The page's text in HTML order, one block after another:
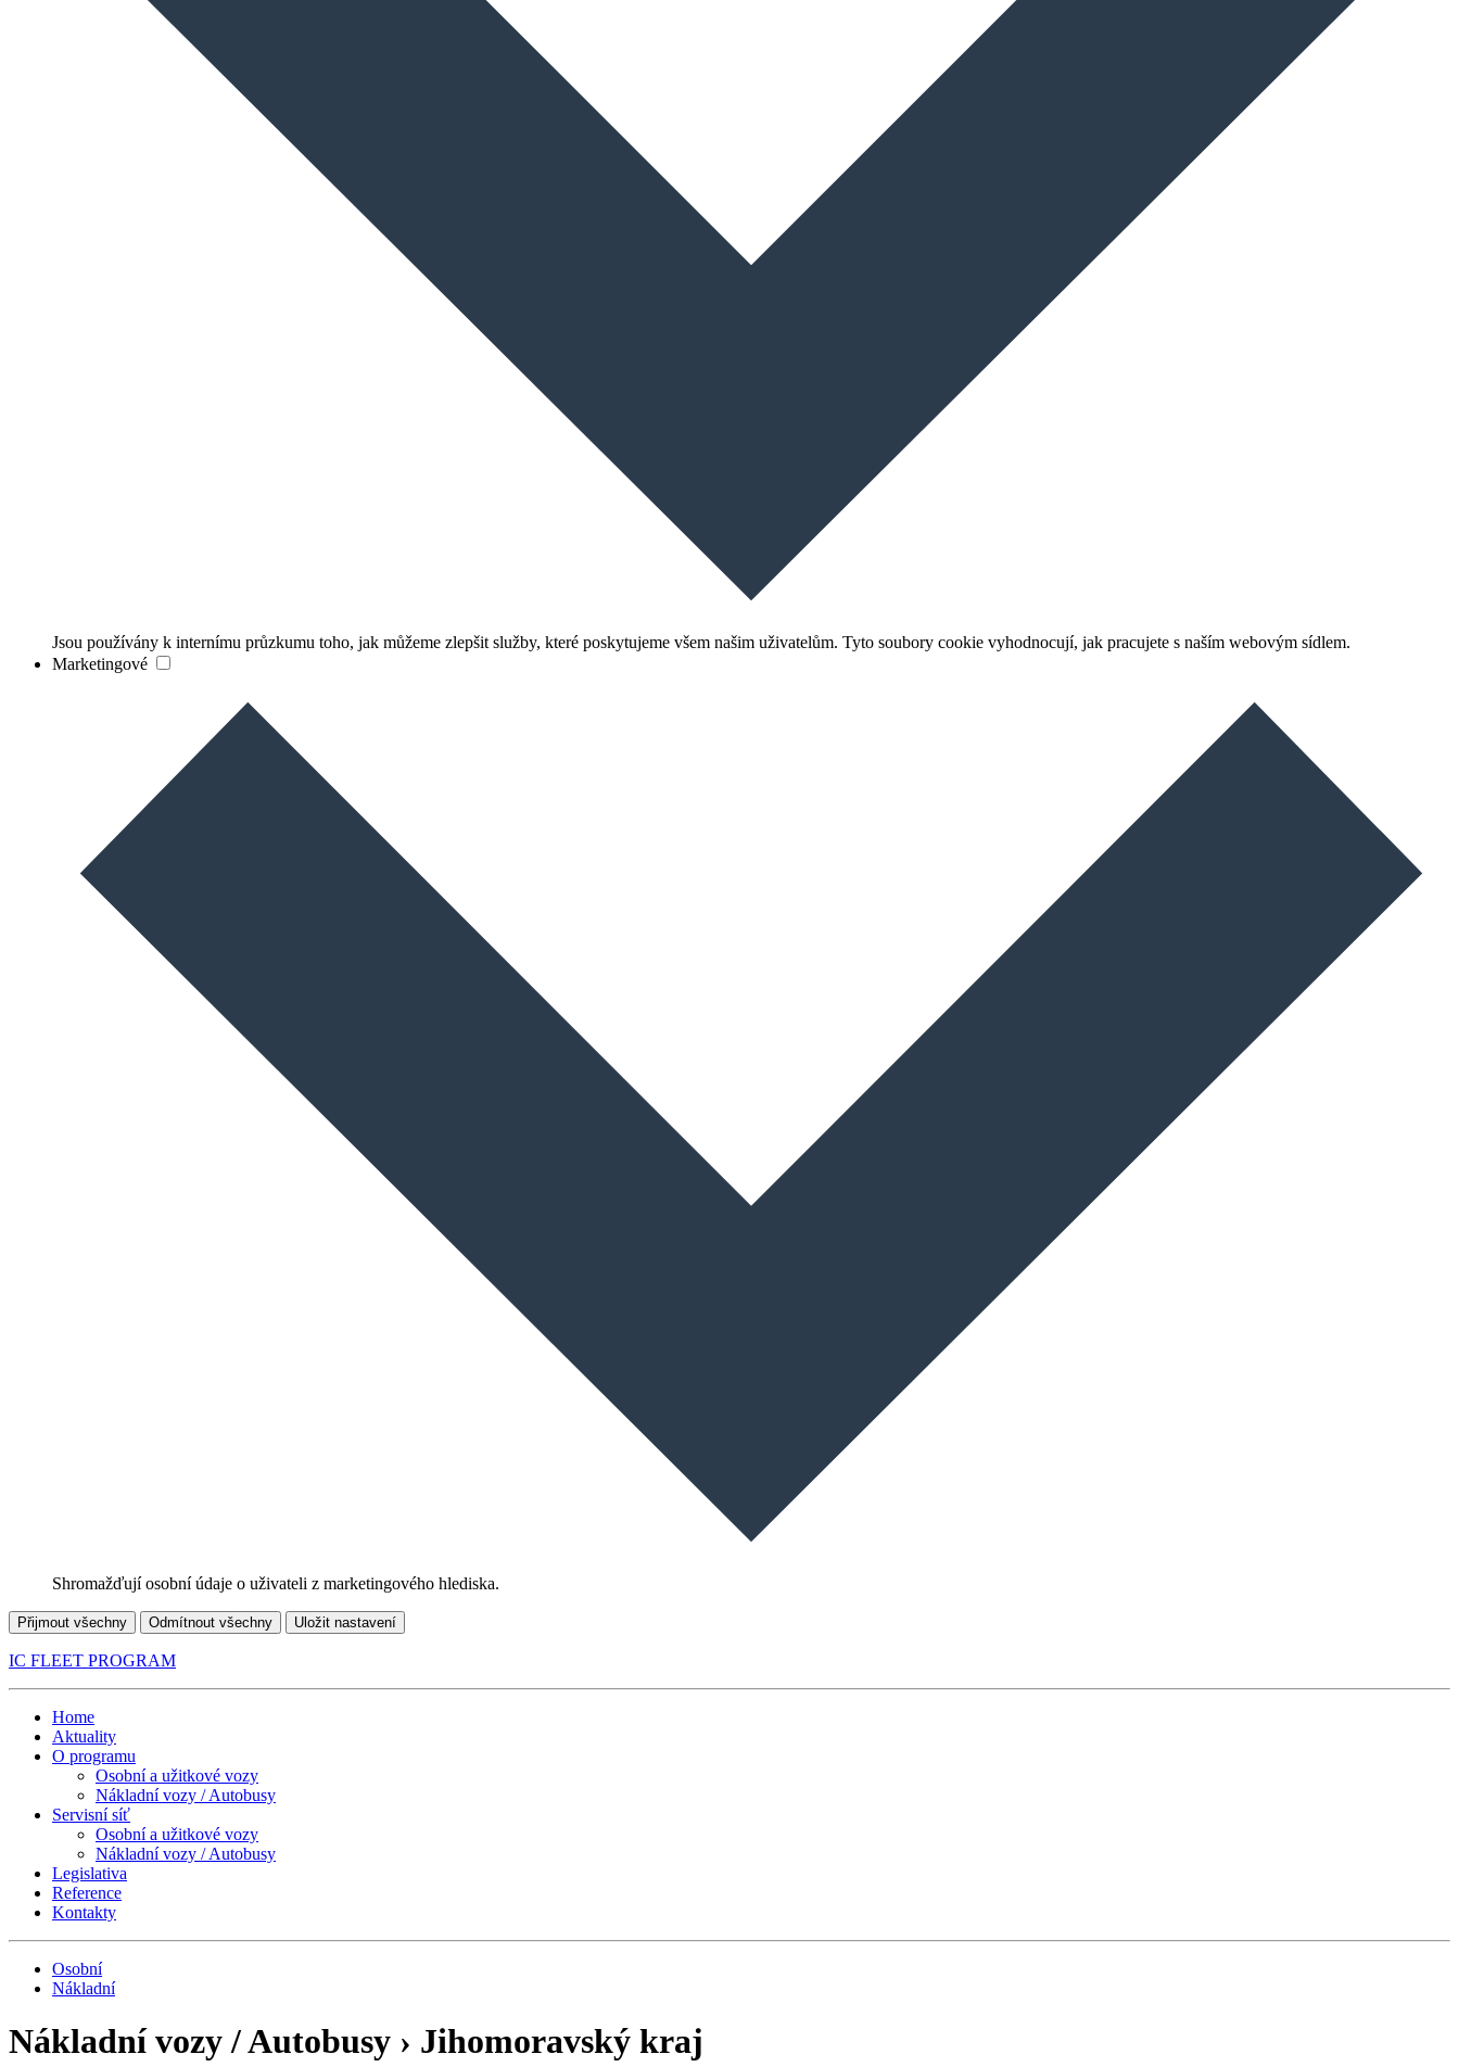
Jsou používány k internímu průzkumu toho, jak můžeme zlepšit služby, které poskytujeme všem našim uživatelům. Tyto soubory cookie vyhodnocují, jak pracujete s naším webovým sídlem.
Marketingové
Shromažďují osobní údaje o uživateli z marketingového hlediska.
Přijmout všechny Odmítnout všechny Uložit nastavení
IC FLEET PROGRAM
Home
Aktuality
O programu
Osobní a užitkové vozy
Nákladní vozy / Autobusy
Servisní síť
Osobní a užitkové vozy
Nákladní vozy / Autobusy
Legislativa
Reference
Kontakty
Osobní
Nákladní
Nákladní vozy / Autobusy › Jihomoravský kraj